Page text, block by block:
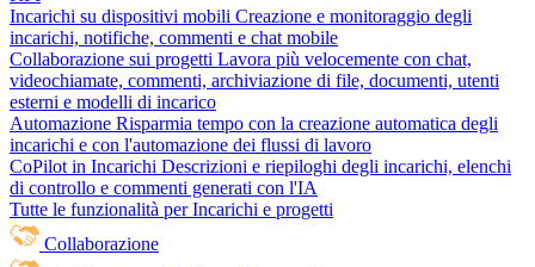
Incarichi su dispositivi mobili Creazione e monitoraggio degli
incarichi, notifiche, commenti e chat mobile
Collaborazione sui progetti Lavora più velocemente con chat,
videochiamate, commenti, archiviazione di file, documenti, utenti
esterni e modelli di incarico
Automazione Risparmia tempo con la creazione automatica degli
incarichi e con l'automazione dei flussi di lavoro
CoPilot in Incarichi Descrizioni e riepiloghi degli incarichi, elenchi
di controllo e commenti generati con l'IA
Tutte le funzionalità per Incarichi e progetti
Collaborazione